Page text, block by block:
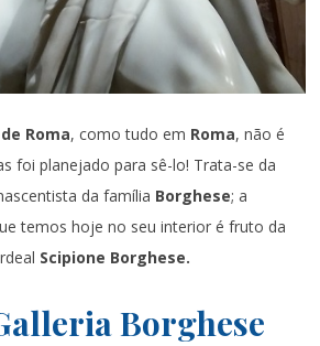
Roma, como tudo em Roma, não é
foi planejado para sê-lo! Trata-se da
da família Borghese; a
temos hoje no seu interior é fruto da
Scipione Borghese.
Borghese